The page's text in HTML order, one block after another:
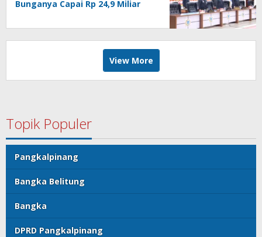
Bunganya Capai Rp 24,9 Miliar
View More
Topik Populer
Pangkalpinang
Bangka Belitung
Bangka
DPRD Pangkalpinang